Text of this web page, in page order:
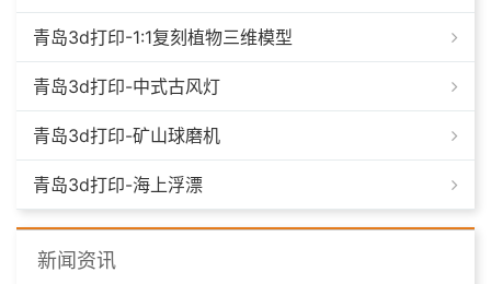
青岛3d打印-1:1复刻植物三维模型
青岛3d打印-中式古风灯
青岛3d打印-矿山球磨机
青岛3d打印-海上浮漂
新闻资讯